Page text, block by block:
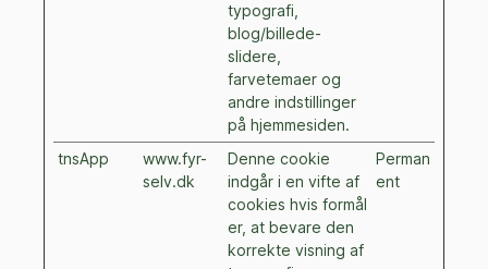
typografi,
blog/billede-
slidere,
farvetemaer og
andre indstillinger
på hjemmesiden.
tnsApp
www.fyr-
selv.dk
Denne cookie
indgår i en vifte af
cookies hvis formål
er, at bevare den
korrekte visning af
Perman
ent